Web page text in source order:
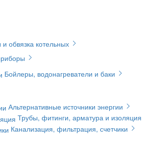
и обвязка котельных
Бойлеры, водонагреватели и баки
Альтернативные источники энергии
Трубы, фитинги, арматура и изоляция
Канализация, фильтрация, счетчики